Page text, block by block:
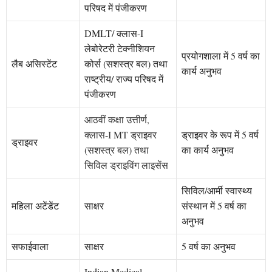
परिषद में पंजीकरण
लैब असिस्टेंट
DMLT/ क्लास-I
लेबोरेटरी टेक्नीशियन
कोर्स (सशस्त्र बल) तथा
राष्ट्रीय/ राज्य परिषद में
पंजीकरण
प्रयोगशाला में 5 वर्ष का
कार्य अनुभव
ड्राइवर
आठवीं कक्षा उत्तीर्ण,
क्लास-I MT ड्राइवर
(सशस्त्र बल) तथा
सिविल ड्राइविंग लाइसेंस
ड्राइवर के रूप में 5 वर्ष
का कार्य अनुभव
महिला अटेंडेंट साक्षर
सिविल/आर्मी स्वास्थ्य
संस्थान में 5 वर्ष का
अनुभव
सफाईवाला
साक्षर
5 वर्ष का अनुभव